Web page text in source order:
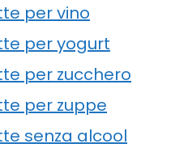
per vino
per yogurt
per zucchero
per zuppe
senza alcool